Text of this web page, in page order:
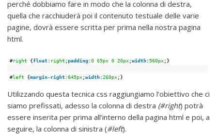
perché dobbiamo fare in modo che la colonna di destra,
quella che racchiuderà poi il contenuto testuale delle varie
pagine, dovrà essere scritta per prima nella nostra pagina
html.
#right {float: right ;padding:0 65px 0 20px;width: 560px;}
#left {margin-right:645px;width:260px;}
Utilizzando questa tecnica css raggiungiamo l’obiettivo che ci
siamo prefissati, adesso la colonna di destra (#right) potrà
essere inserita per prima all’interno della pagina html e poi, a
seguire, la colonna di sinistra (#left).